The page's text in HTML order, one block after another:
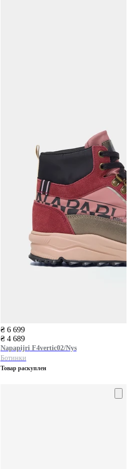
₴ 6 699
₴ 4 689
Napapijri F4vertic02/Nys
Ботинки
Товар раскуплен